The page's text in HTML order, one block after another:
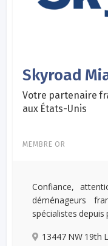
Skyroad
Votre partenaire
aux États-Unis
MEMBRE OR
Confiance,
déménageurs
spécialistes depuis
13447 NW 19th